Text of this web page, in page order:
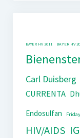
BAYER HV 2011 BAYER HV
Carl Duisberg
CURRENTA
Endosulfan
HIV/AIDS